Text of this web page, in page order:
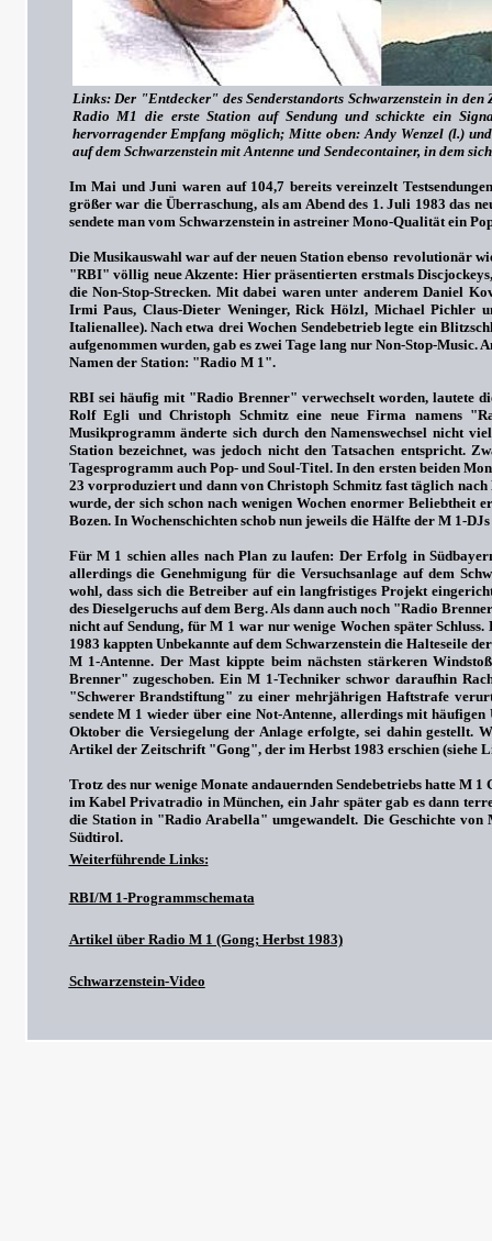
Links: Der "Entdecker" des Senderstandorts Schwarzenstein in
Radio M1 die erste Station auf Sendung und schickte ein
hervorragender Empfang möglich; Mitte oben: Andy Wenzel (l.)
auf dem Schwarzenstein mit Antenne und Sendecontainer, in dem
Im Mai und Juni waren auf 104,7 bereits vereinzelt
größer war die Überraschung, als am Abend des 1. Juli 1983 das
sendete man vom Schwarzenstein in astreiner Mono-Qualität ein
Die Musikauswahl war auf der neuen Station ebenso revolutionär
"RBI" völlig neue Akzente: Hier präsentierten erstmals
die Non-Stop-Strecken. Mit dabei waren unter anderem Daniel
Irmi Paus, Claus-Dieter Weninger, Rick Hölzl, Michael Pichler
Italienallee). Nach etwa drei Wochen Sendebetrieb legte ein
aufgenommen wurden, gab es zwei Tage lang nur Non-Stop-
Namen der Station: "Radio M 1".
RBI sei häufig mit "Radio Brenner" verwechselt worden, lautete
Rolf Egli und Christoph Schmitz eine neue Firma namens
Musikprogramm änderte sich durch den Namenswechsel nicht
Station bezeichnet, was jedoch nicht den Tatsachen entspricht.
Tagesprogramm auch Pop- und Soul-Titel. In den ersten beiden
23 vorproduziert und dann von Christoph Schmitz fast täglich nach
wurde, der sich schon nach wenigen Wochen enormer
Bozen. In Wochenschichten schob nun jeweils die Hälfte der M 1-
Für M 1 schien alles nach Plan zu laufen: Der Erfolg in
allerdings die Genehmigung für die Versuchsanlage auf dem
wohl, dass sich die Betreiber auf ein langfristiges Projekt
des Dieselgeruchs auf dem Berg. Als dann auch noch "Radio
nicht auf Sendung, für M 1 war nur wenige Wochen später
1983 kappten Unbekannte auf dem Schwarzenstein die Halteseile der
M 1-Antenne. Der Mast kippte beim nächsten stärkeren
Brenner" zugeschoben. Ein M 1-Techniker schwor daraufhin
"Schwerer Brandstiftung" zu einer mehrjährigen Haftstrafe
sendete M 1 wieder über eine Not-Antenne, allerdings mit
Oktober die Versiegelung der Anlage erfolgte, sei dahin gestellt.
Artikel der Zeitschrift "Gong", der im Herbst 1983 erschien (siehe
Trotz des nur wenige Monate andauernden Sendebetriebs hatte
im Kabel Privatradio in München, ein Jahr später gab es dann
die Station in "Radio Arabella" umgewandelt. Die Geschichte
Südtirol.
Weiterführende Links:
RBI/M 1-Programmschemata
Artikel über Radio M 1 (Gong; Herbst 1983)
Schwarzenstein-Video